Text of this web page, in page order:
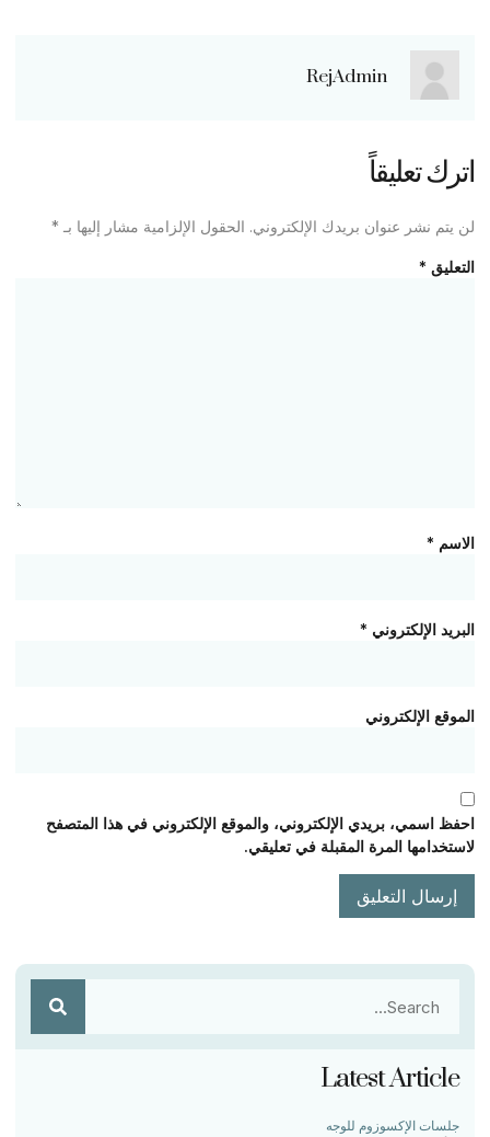
RejAdmin
اترك تعليقاً
لن يتم نشر عنوان بريدك الإلكتروني. الحقول الإلزامية مشار إليها بـ *
التعليق *
الاسم *
البريد الإلكتروني *
الموقع الإلكتروني
احفظ اسمي، بريدي الإلكتروني، والموقع الإلكتروني في هذا المتصفح
لاستخدامها المرة المقبلة في تعليقي.
Latest Article
جلسات الإكسوزوم للوجه